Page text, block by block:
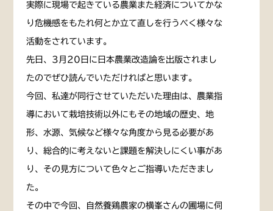
実際に現場で起きている農業また経済についてかな
り危機感をもたれ何とか立て直しを行うべく様々な
活動をされています。
先日、3月20日に日本農業改造論を出版されまし
たのでぜひ読んでいただければと思います。
今回、私達が同行させていただいた理由は、農業指
導において栽培技術以外にもその地域の歴史、地
形、水源、気候など様々な角度から見る必要があ
り、総合的に考えないと課題を解決しにくい事があ
り、その見方について色々とご指導いただきまし
た。
その中で今回、自然養鶏農家の横峯さんの圃場に伺